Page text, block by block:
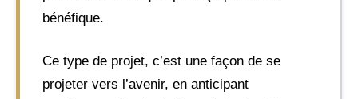
bénéfique.
Ce type de projet, c’est une façon de se
projeter vers l’avenir, en anticipant